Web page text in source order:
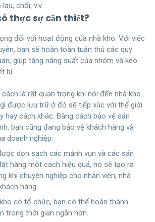
chổi, v.v.
thực sự cần thiết?
đối với hoạt động của nhà kho. Với việc
bạn sẽ hoàn toàn tuân thủ các quy
giúp tăng năng suất của nhóm và kéo
bị.
là rất quan trọng khi nói đến nhà kho
được lưu trữ ở đó sẽ tiếp xúc với thế giới
hay cách khác. Bằng cách bảo vệ sản
bạn cũng đang bảo vệ khách hàng và
doanh nghiệp.
dọn sạch các mảnh vụn và các sản
hàng một cách hiệu quả, nó sẽ tạo ra
khí chuyên nghiệp cho nhân viên, nhà
hàng.
có tổ chức, bạn có thể hoàn thành
trong thời gian ngắn hơn.